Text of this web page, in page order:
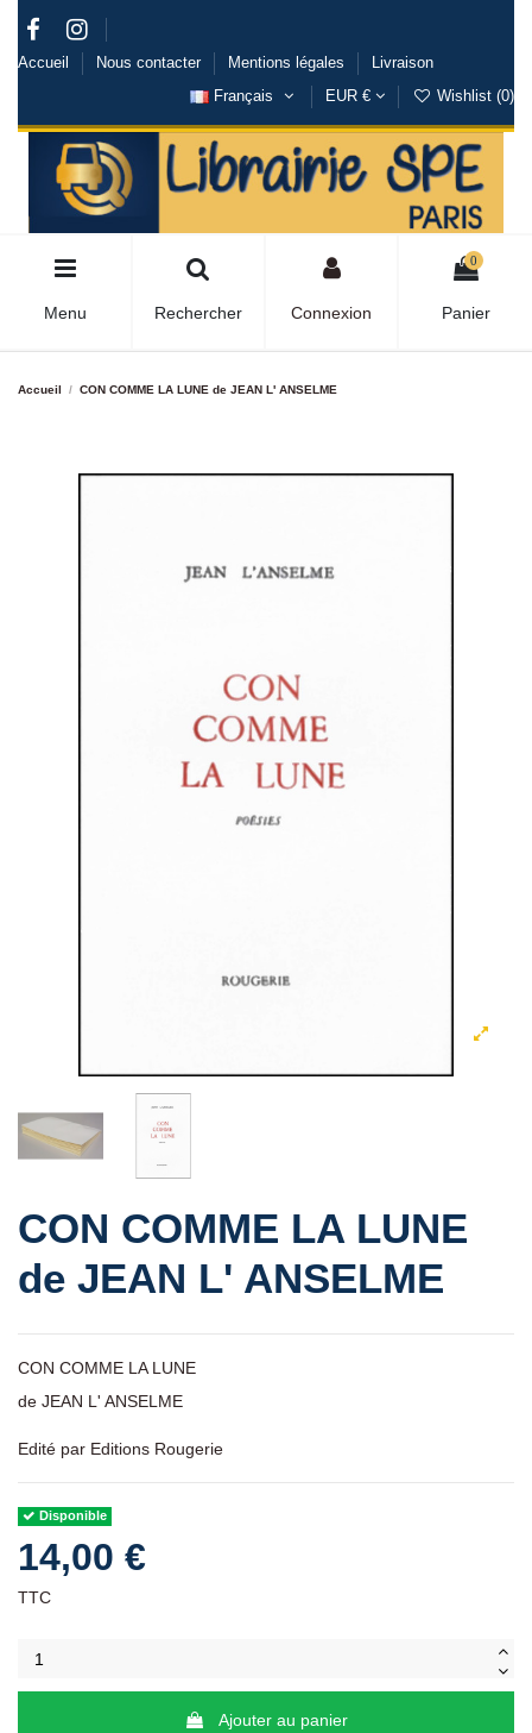
Accueil Nous contacter Mentions légales
Livraison
Français
EUR € Wishlist (0)
Menu Rechercher Connexion
0
Panier
Accueil CON COMME LA LUNE de JEAN L' ANSELME
CON COMME LA LUNE
de JEAN L' ANSELME
CON COMME LA LUNE
de JEAN L' ANSELME
Edité par Editions Rougerie
Disponible
14,00 €
TTC
Ajouter au panier